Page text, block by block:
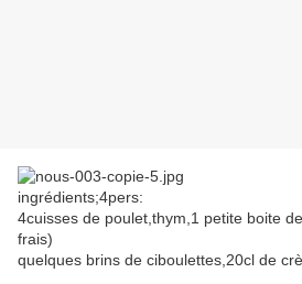
ingrédients;4pers:
4cuisses de poulet,thym,1 petite boite
frais)
quelques brins de ciboulettes,20cl de